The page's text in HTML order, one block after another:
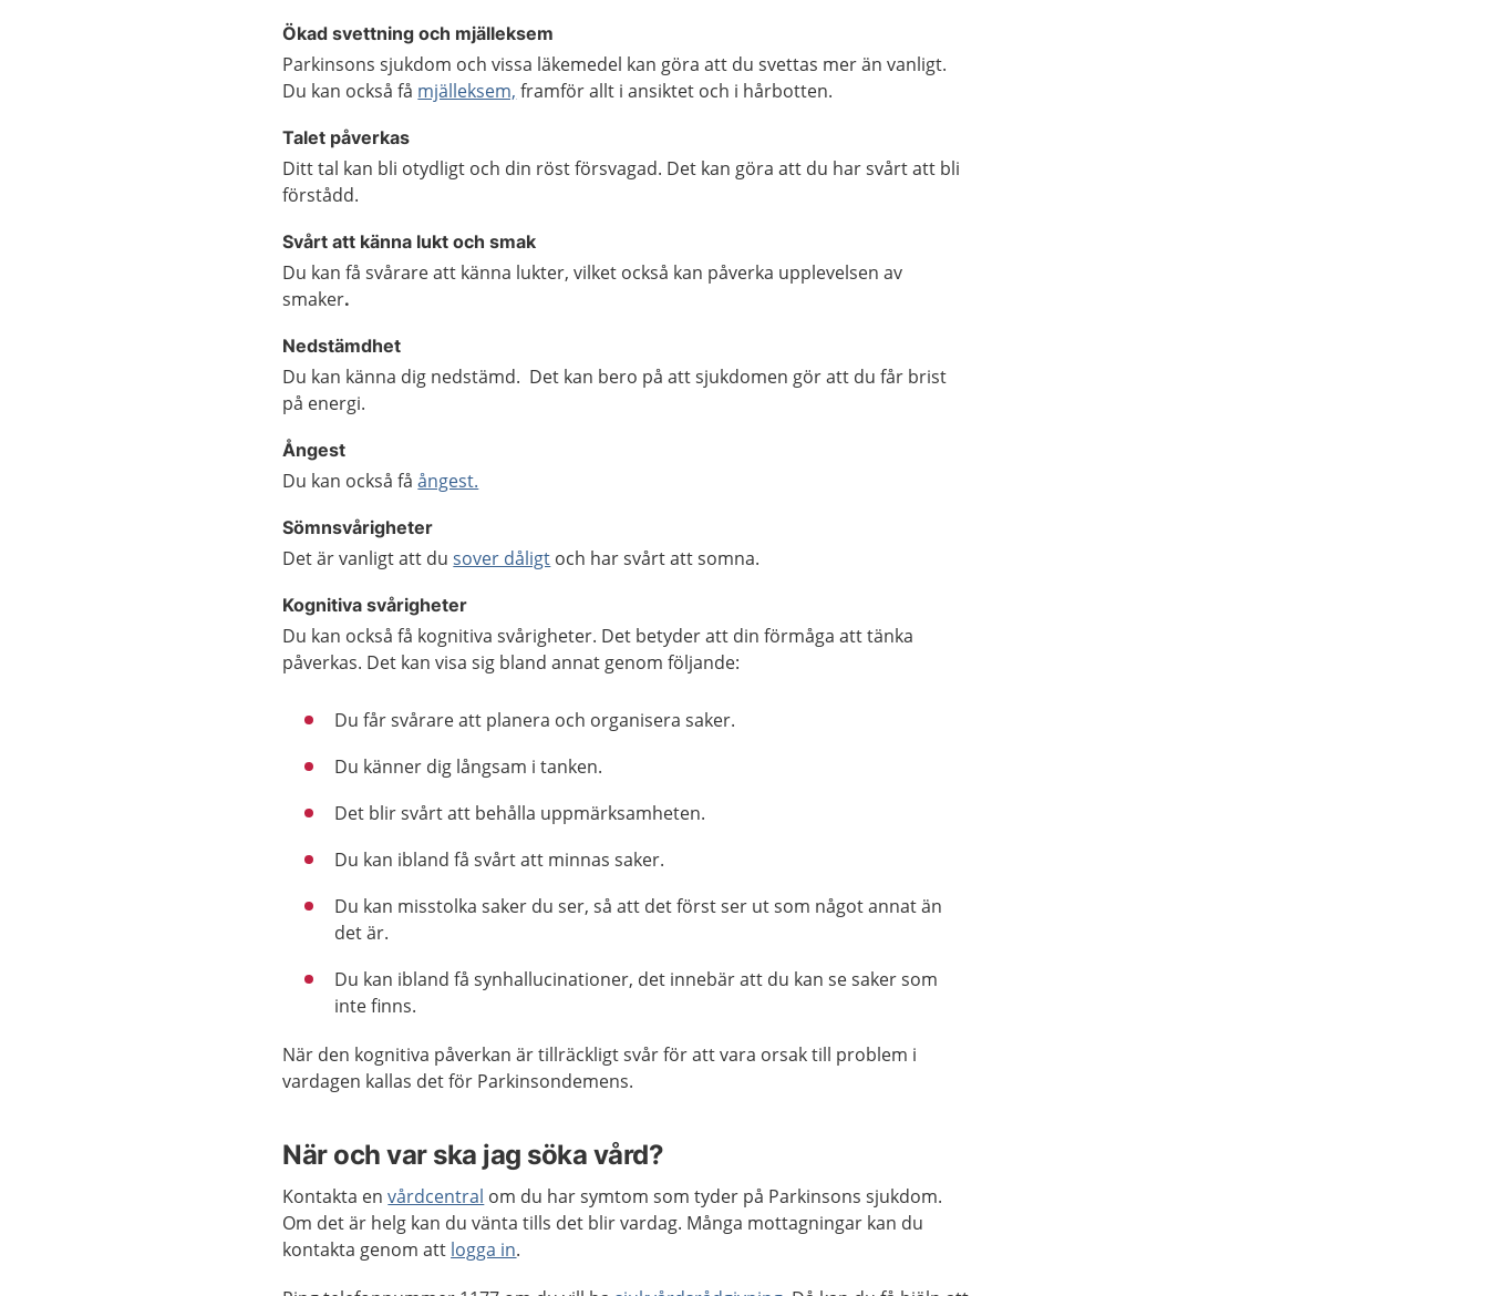
Ökad svettning och mjälleksem
Parkinsons sjukdom och vissa läkemedel kan göra att du svettas mer än vanligt.
Du kan också få mjälleksem, framför allt i ansiktet och i hårbotten.
Talet påverkas
Ditt tal kan bli otydligt och din röst försvagad. Det kan göra att du har svårt att bli
förstådd.
Svårt att känna lukt och smak
Du kan få svårare att känna lukter, vilket också kan påverka upplevelsen av
smaker.
Nedstämdhet
Du kan känna dig nedstämd. Det kan bero på att sjukdomen gör att du får brist
på energi.
Ångest
Du kan också fåångest.
Sömnsvårigheter
Det är vanligt att dusover dåligt och har svårt att somna.
Kognitiva svårigheter
Du kan också få kognitiva svårigheter. Det betyder att din förmåga att tänka
påverkas. Det kan visa sig bland annat genom följande:
Du får svårare att planera och organisera saker.
Du känner dig långsam i tanken.
Det blir svårt att behålla uppmärksamheten.
Du kan ibland få svårt att minnas saker.
Du kan misstolka saker du ser, så att det först ser ut som något annat än
det är.
Du kan ibland få synhallucinationer, det innebär att du kan se saker som
inte finns.
När den kognitiva påverkan är tillräckligt svår för att vara orsak till problem i
vardagen kallas det för Parkinsondemens.
När och var ska jag söka vård?
Kontakta envårdcentral om du har symtom som tyder på Parkinsons sjukdom.
Om det är helg kan du vänta tills det blir vardag. Många mottagningar kan du
kontakta genom att logga in.